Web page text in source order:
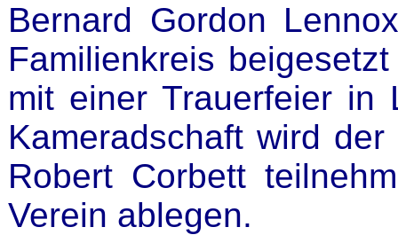
Bernard Gordon
Familienkreis
mit einer Trauerfeier in
Kameradschaft wird
Robert Corbett
Verein ablegen.